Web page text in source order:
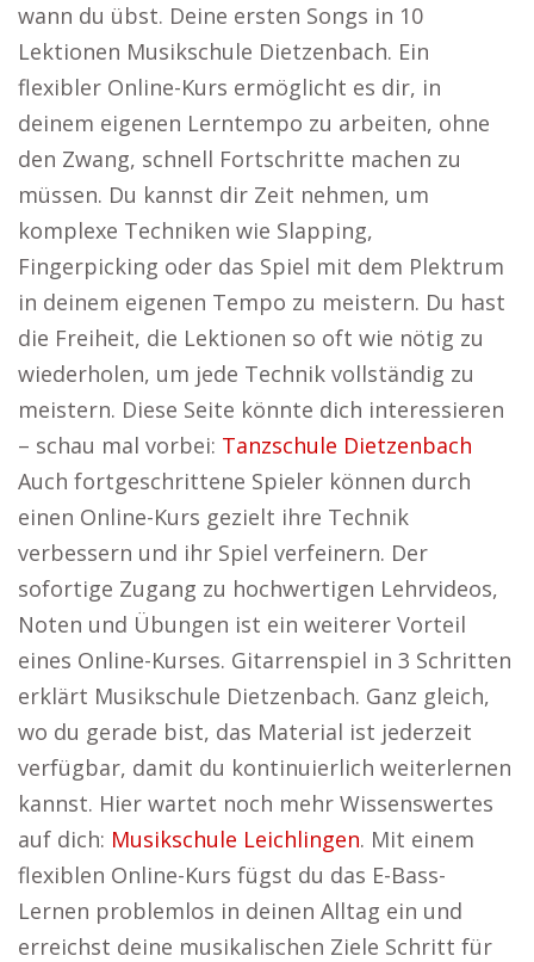
wann du übst. Deine ersten Songs in 10
Lektionen Musikschule Dietzenbach. Ein
flexibler Online-Kurs ermöglicht es dir, in
deinem eigenen Lerntempo zu arbeiten, ohne
den Zwang, schnell Fortschritte machen zu
müssen. Du kannst dir Zeit nehmen, um
komplexe Techniken wie Slapping,
Fingerpicking oder das Spiel mit dem Plektrum
in deinem eigenen Tempo zu meistern. Du hast
die Freiheit, die Lektionen so oft wie nötig zu
wiederholen, um jede Technik vollständig zu
meistern. Diese Seite könnte dich interessieren
– schau mal vorbei: Tanzschule Dietzenbach
Auch fortgeschrittene Spieler können durch
einen Online-Kurs gezielt ihre Technik
verbessern und ihr Spiel verfeinern. Der
sofortige Zugang zu hochwertigen Lehrvideos,
Noten und Übungen ist ein weiterer Vorteil
eines Online-Kurses. Gitarrenspiel in 3 Schritten
erklärt Musikschule Dietzenbach. Ganz gleich,
wo du gerade bist, das Material ist jederzeit
verfügbar, damit du kontinuierlich weiterlernen
kannst. Hier wartet noch mehr Wissenswertes
auf dich: Musikschule Leichlingen. Mit einem
flexiblen Online-Kurs fügst du das E-Bass-
Lernen problemlos in deinen Alltag ein und
erreichst deine musikalischen Ziele Schritt für